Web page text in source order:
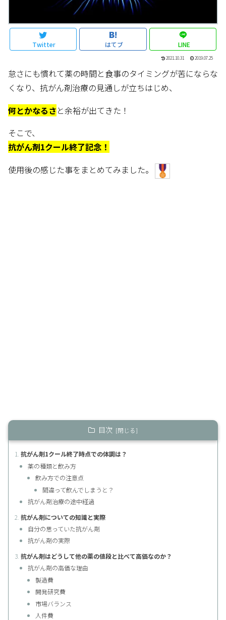
Twitter はてブ LINE
2021.10.31 2019.07.25
怠さにも慣れて薬の時間と食事のタイミングが苦にならな
くなり、抗がん剤治療の見通しが立ちはじめ、
何とかなるさと余裕が出てきた！
そこで、
抗がん剤1クール終了記念！
使用後の感じた事をまとめてみました。
目次
抗がん剤1クール終了時点での体調は？
薬の種類と飲み方
飲み方での注意点
間違って飲んでしまうと？
抗がん剤治療の途中経過
抗がん剤についての知識と実際
自分の思っていた抗がん剤
抗がん剤の実際
抗がん剤はどうして他の薬の値段と比べて高価なのか？
抗がん剤の高価な理由
製造費
開発研究費
市場バランス
人件費